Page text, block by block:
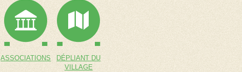
ASSOCIATIONS
DÉPLIANT DU
VILLAGE